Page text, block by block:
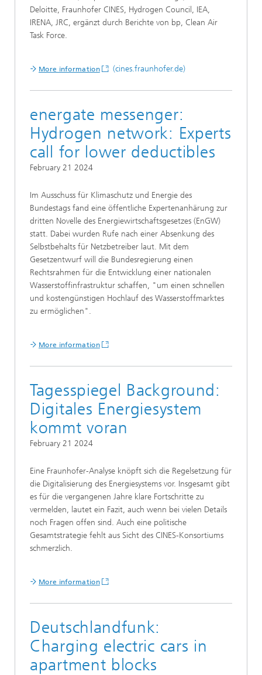
Deloitte, Fraunhofer CINES, Hydrogen Council, IEA,
IRENA, JRC, ergänzt durch Berichte von bp, Clean Air
Task Force.
More information (cines.fraunhofer.de)
energate messenger:
Hydrogen network: Experts
call for lower deductibles
February 21 2024
Im Ausschuss für Klimaschutz und Energie des
Bundestags fand eine öffentliche Expertenanhärung zur
dritten Novelle des Energiewirtschaftsgesetzes (EnGW)
statt. Dabei wurden Rufe nach einer Absenkung des
Selbstbehalts für Netzbetreiber laut. Mit dem
Gesetzentwurf will die Bundesregierung einen
Rechtsrahmen für die Entwicklung einer nationalen
Wasserstoffinfrastruktur schaffen, "um einen schnellen
und kostengünstigen Hochlauf des Wasserstoffmarktes
zu ermöglichen".
More information
Tagesspiegel Background:
Digitales Energiesystem
kommt voran
February 21 2024
Eine Fraunhofer-Analyse knöpft sich die Regelsetzung für
die Digitalisierung des Energiesystems vor. Insgesamt gibt
es für die vergangenen Jahre klare Fortschritte zu
vermelden, lautet ein Fazit, auch wenn bei vielen Details
noch Fragen offen sind. Auch eine politische
Gesamtstrategie fehlt aus Sicht des CINES-Konsortiums
schmerzlich.
More information
Deutschlandfunk:
Charging electric cars in
apartment blocks